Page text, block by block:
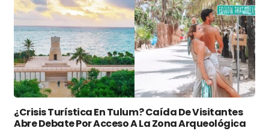
¿Crisis Turística En Tulum? Caída De Visitantes
Abre Debate Por Acceso A La Zona Arqueológica